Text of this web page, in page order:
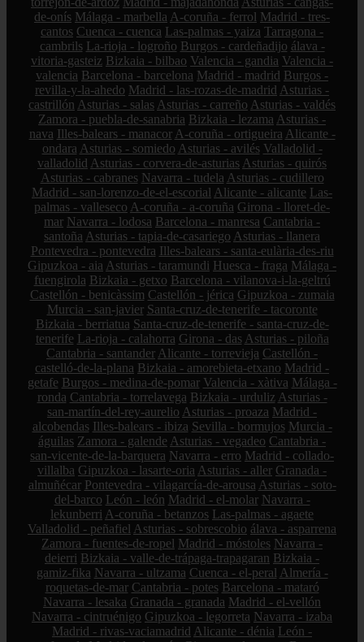
de-onís Málaga - marbella A-coruña - ferrol Madrid - tres-
cantos Cuenca - cuenca Las-palmas - yaiza Tarragona -
cambrils La-rioja - logroño Burgos - cardeñadijo álava -
vitoria-gasteiz Bizkaia - bilbao Valencia - gandia Valencia -
valencia Barcelona - barcelona Madrid - madrid Burgos -
revilla-y-la-ahedo Madrid - las-rozas-de-madrid Asturias -
castrillón Asturias - salas Asturias - carreño Asturias - valdés
Zamora - puebla-de-sanabria Bizkaia - lezama Asturias -
nava Illes-balears - manacor A-coruña - ortigueira Alicante -
ondara Asturias - somiedo Asturias - avilés Valladolid -
valladolid Asturias - corvera-de-asturias Asturias - quirós
Asturias - cabranes Navarra - tudela Asturias - cudillero
Madrid - san-lorenzo-de-el-escorial Alicante - alicante Las-
palmas - valleseco A-coruña - a-coruña Girona - lloret-de-
mar Navarra - lodosa Barcelona - manresa Cantabria -
santoña Asturias - tapia-de-casariego Asturias - llanera
Pontevedra - pontevedra Illes-balears - santa-eulària-des-riu
Gipuzkoa - aia Asturias - taramundi Huesca - fraga Málaga -
fuengirola Bizkaia - getxo Barcelona - vilanova-i-la-geltrú
Castellón - benicàssim Castellón - jérica Gipuzkoa - zumaia
Murcia - san-javier Santa-cruz-de-tenerife - tacoronte
Bizkaia - berriatua Santa-cruz-de-tenerife - santa-cruz-de-
tenerife La-rioja - calahorra Girona - das Asturias - piloña
Cantabria - santander Alicante - torrevieja Castellón -
castelló-de-la-plana Bizkaia - amorebieta-etxano Madrid -
getafe Burgos - medina-de-pomar Valencia - xàtiva Málaga -
ronda Cantabria - torrelavega Bizkaia - urduliz Asturias -
san-martín-del-rey-aurelio Asturias - proaza Madrid -
alcobendas Illes-balears - ibiza Sevilla - bormujos Murcia -
águilas Zamora - galende Asturias - vegadeo Cantabria -
san-vicente-de-la-barquera Navarra - erro Madrid - collado-
villalba Gipuzkoa - lasarte-oria Asturias - aller Granada -
almuñécar Pontevedra - vilagarcía-de-arousa Asturias - soto-
del-barco León - león Madrid - el-molar Navarra -
lekunberri A-coruña - betanzos Las-palmas - agaete
Valladolid - peñafiel Asturias - sobrescobio álava - asparrena
Zamora - fuentes-de-ropel Madrid - móstoles Navarra -
deierri Bizkaia - valle-de-trápaga-trapagaran Bizkaia -
gamiz-fika Navarra - ultzama Cuenca - el-peral Almería -
roquetas-de-mar Cantabria - potes Barcelona - mataró
Navarra - lesaka Granada - granada Madrid - el-vellón
Navarra - cintruénigo Gipuzkoa - legorreta Navarra - izaba
Madrid - rivas-vaciamadrid Alicante - dénia León -